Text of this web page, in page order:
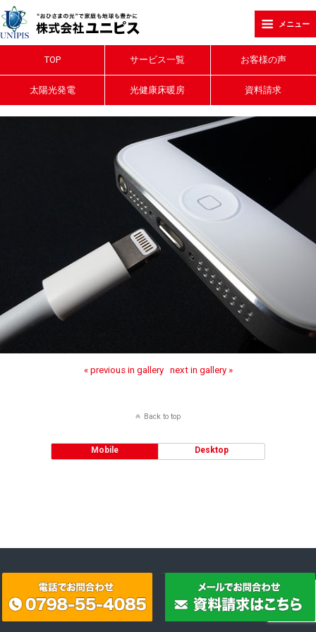
メニュー
TOP サービス一覧 お客様の声
太陽光発電 光健康床暖房 資料請求
« previous in gallery next in gallery »
Back to top
Mobile Desktop